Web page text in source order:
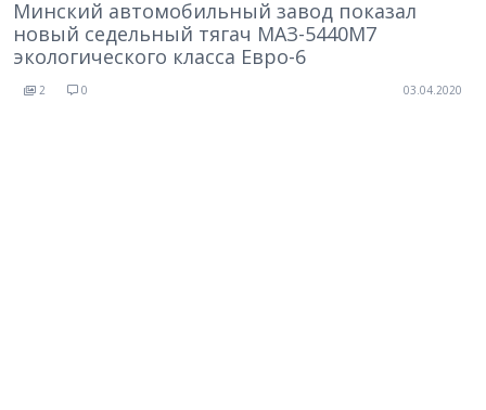
Минский автомобильный завод показал
новый седельный тягач МАЗ-5440М7
экологического класса Евро-6
2 0 03.04.2020